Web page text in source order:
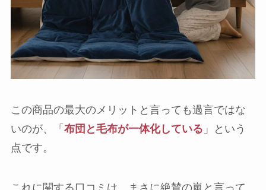
この商品の最大のメリットと言っても過言ではな
いのが、「 布団と毛布が一体化している 」という
点です。